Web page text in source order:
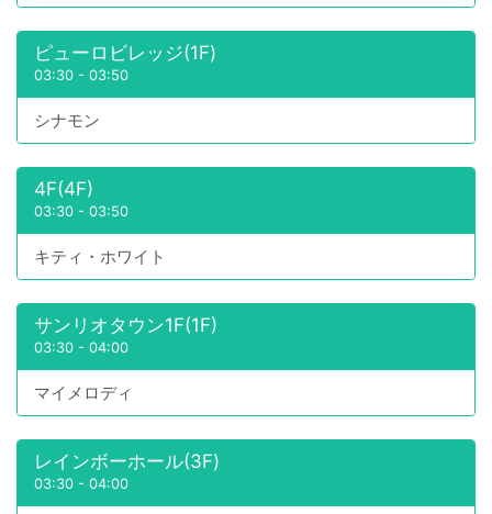
ピューロビレッジ(1F)
03:30 - 03:50
シナモン
4F(4F)
03:30 - 03:50
キティ・ホワイト
サンリオタウン1F(1F)
03:30 - 04:00
マイメロディ
レインボーホール(3F)
03:30 - 04:00